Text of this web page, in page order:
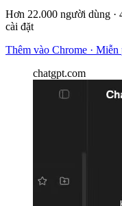
Hơn 22.000 người dùng ·
cài đặt
Thêm vào Chrome · Miễn
chatgpt.com